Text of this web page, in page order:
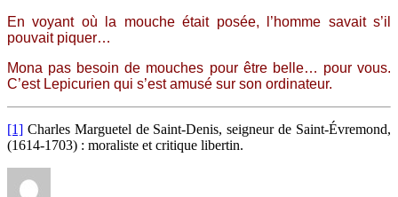
En voyant où la mouche était posée, l’homme savait s’il
pouvait piquer…
Mona pas besoin de mouches pour être belle… pour vous.
C’est Lepicurien qui s’est amusé sur son ordinateur.
[1] Charles Marguetel de Saint-Denis, seigneur de Saint-Évremond,
(1614-1703) : moraliste et critique libertin.